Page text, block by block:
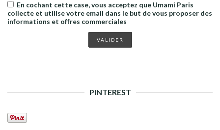
En cochant cette case, vous acceptez que Umami Paris
collecte et utilise votre email dans le but de vous proposer des
informations et offres commerciales
PINTEREST